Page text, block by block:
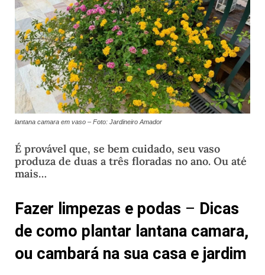
lantana camara em vaso – Foto: Jardineiro Amador
É provável que, se bem cuidado, seu vaso
produza de duas a três floradas no ano. Ou até
mais…
Fazer limpezas e podas – Dicas
de como plantar lantana camara,
ou cambará na sua casa e jardim